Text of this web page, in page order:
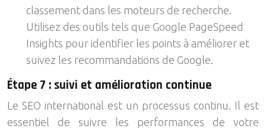
classement dans les moteurs de recherche.
Utilisez des outils tels que Google PageSpeed
Insights pour identifier les points à améliorer et
suivez les recommandations de Google.
Étape 7 : suivi et amélioration continue
Le SEO international est un processus continu. Il est
essentiel de suivre les performances de votre